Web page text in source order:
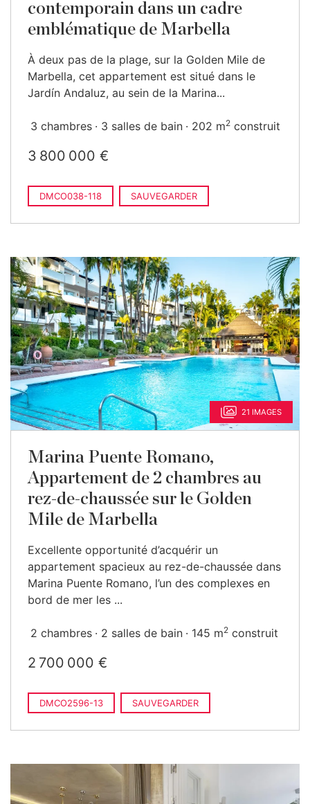
contemporain dans un cadre
emblématique de Marbella
À deux pas de la plage, sur la Golden Mile de
Marbella, cet appartement est situé dans le
Jardín Andaluz, au sein de la Marina...
3 chambres 3 salles de bain 202 m2 construit
3 800 000 €
DMCO038-118 SAUVEGARDER
21 IMAGES
Marina Puente Romano,
Appartement de 2 chambres au
rez-de-chaussée sur le Golden
Mile de Marbella
Excellente opportunité d’acquérir un
appartement spacieux au rez-de-chaussée dans
Marina Puente Romano, l’un des complexes en
bord de mer les ...
2 chambres 2 salles de bain 145 m2 construit
2 700 000 €
DMCO2596-13 SAUVEGARDER